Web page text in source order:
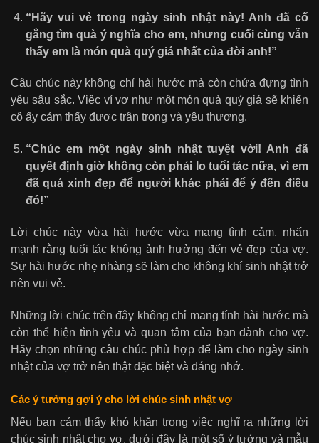
“Hãy vui vẻ trong ngày sinh nhật này! Anh đã cố
gắng tìm quà ý nghĩa cho em, nhưng cuối cùng vẫn
thấy em là món quà quý giá nhất của đời anh!”
Câu chúc này không chỉ hài hước mà còn chứa đựng tình
yêu sâu sắc. Việc ví vợ như một món quà quý giá sẽ khiến
cô ấy cảm thấy được trân trọng và yêu thương.
“Chúc em một ngày sinh nhật tuyệt vời! Anh đã
quyết định giờ không còn phải lo tuổi tác nữa, vì em
đã quá xinh đẹp để người khác phải để ý đến điều
đó!”
Lời chúc này vừa hài hước vừa mang tình cảm, nhấn
mạnh rằng tuổi tác không ảnh hưởng đến vẻ đẹp của vợ.
Sự hài hước nhẹ nhàng sẽ làm cho không khí sinh nhật trở
nên vui vẻ.
Những lời chúc trên đây không chỉ mang tính hài hước mà
còn thể hiện tình yêu và quan tâm của bạn dành cho vợ.
Hãy chọn những câu chúc phù hợp để làm cho ngày sinh
nhật của vợ trở nên thật đặc biệt và đáng nhớ.
Các ý tưởng gợi ý cho lời chúc sinh nhật vợ
Nếu bạn cảm thấy khó khăn trong việc nghĩ ra những lời
chúc sinh nhật cho vợ, dưới đây là một số ý tưởng và mẫu